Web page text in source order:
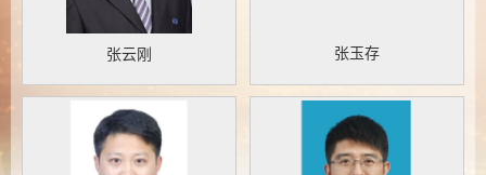
张云刚 张玉存